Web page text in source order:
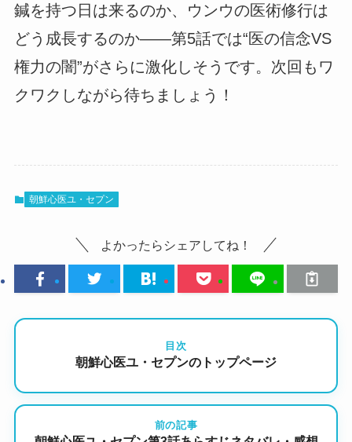
鍼を持つ日は来るのか、ウンウの医術修行は
どう成長するのか――第5話では“医の信念VS
権力の闇”がさらに激化しそうです。次回もワ
クワクしながら待ちましょう！
朝鮮心医ユ・セプン
よかったらシェアしてね！
目次
朝鮮心医ユ・セプンのトップページ
前の記事